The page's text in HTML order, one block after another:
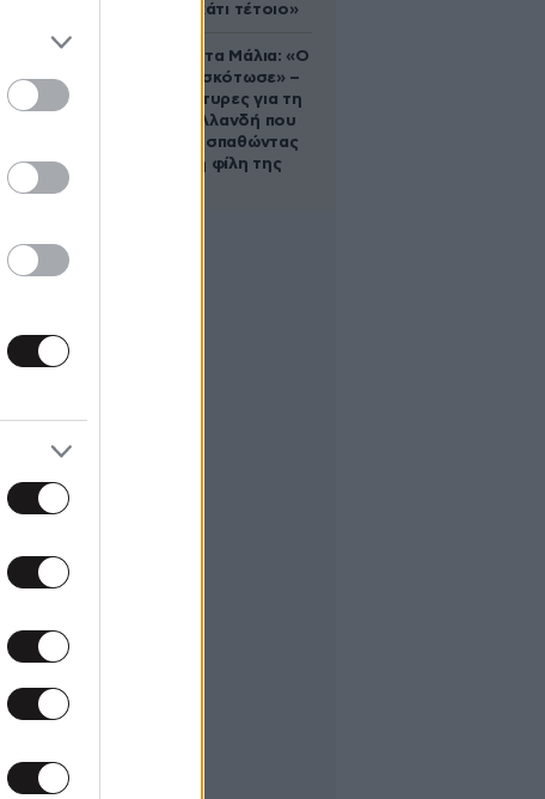
ικανός για κάτι τέτοιο»
Τραγωδία στα Μάλια: «Ο
πανικός τη σκότωσε» –
Τι λένε μάρτυρες για τη
42χρονη Ολλανδή που
πνίγηκε προσπαθώντας
να σώσει τη φίλη της